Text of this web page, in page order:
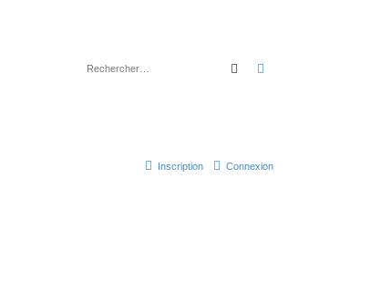
Rechercher
Connexion
Inscription